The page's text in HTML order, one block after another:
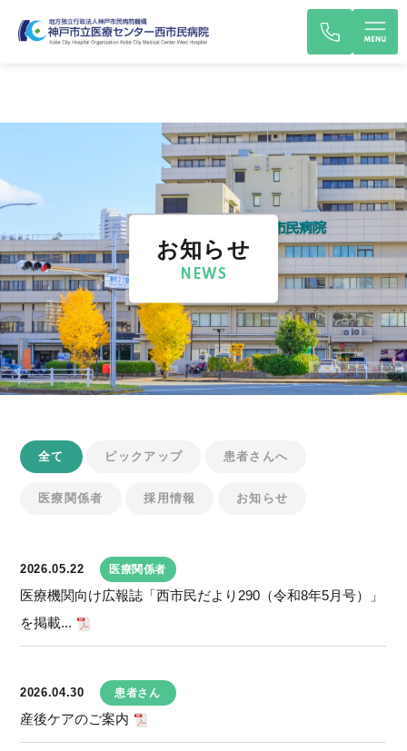
お知らせ
NEWS
全て ピックアップ 患者さんへ
医療関係者 採用情報 お知らせ
2026.05.22 医療関係者
医療機関向け広報誌「西市民だより290（令和8年5月号）」
を掲載...
2026.04.30 患者さん
産後ケアのご案内